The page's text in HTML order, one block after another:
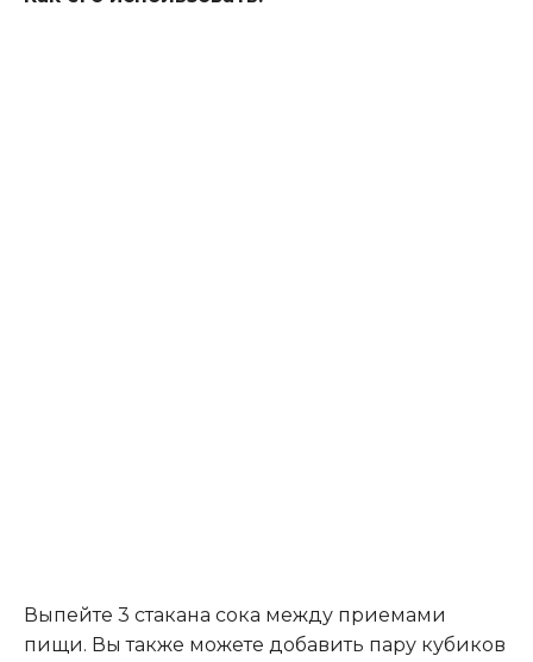
Выпейте 3 стакана сока между приемами
пищи. Вы также можете добавить пару кубиков